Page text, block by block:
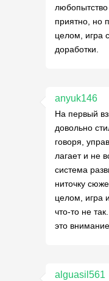
любопытство
приятно, но
целом, игра
доработки.
anyuk146
На первый
довольно
говоря,
лагает и не
система
ниточку
целом, игра
что-то не
это внимание.
alguasil561